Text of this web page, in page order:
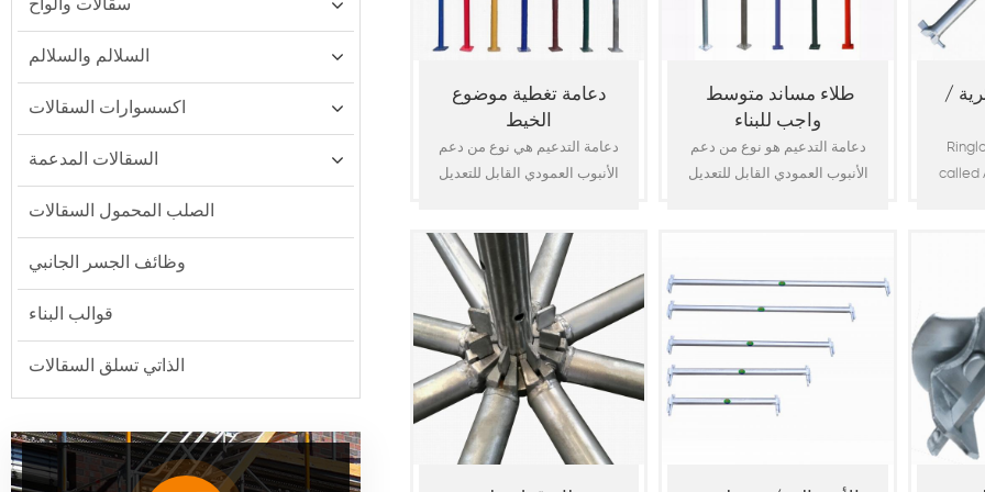
دعامة تغطية موضوع
الخيط
دعامة التدعيم هي نوع من دعم
الأنبوب العمودي القابل للتعديل
طلاء مساند متوسط ​​
واجب للبناء
دعامة التدعيم هو نوع من دعم
الأنبوب العمودي القابل للتعديل
دبوس الفولاذ عالي الشد من
خلال فتحة في القسم الخارجي
تعديلات خشنة. طوق الصب
الموجود أسفل الدبوس يعطي
ضبطًا جيدًا للتسوية أو الضرب.
/
called
aircraft
سقالات وألواح
السلالم والسلالم
اكسسوارات السقالات
السقالات المدعمة
الصلب المحمول السقالات
وظائف الجسر الجانبي
قوالب البناء
الذاتي تسلق السقالات